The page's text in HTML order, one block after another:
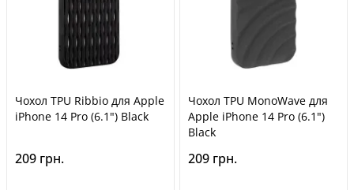
Чохол TPU Ribbio для Apple
iPhone 14 Pro (6.1") Black
209 грн.
Чохол TPU MonoWave для
Apple iPhone 14 Pro (6.1")
Black
209 грн.